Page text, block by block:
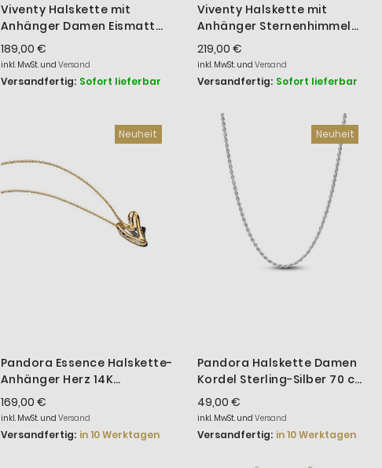
Viventy Halskette mit
Anhänger Damen Eismatt
Zirkonia Silber 787572
189,00 €
inkl. MwSt. und Versand
Versandfertig: Sofort lieferbar
Viventy Halskette mit
Anhänger Sternenhimmel
Silber Vergoldet 787588
219,00 €
inkl. MwSt. und Versand
Versandfertig: Sofort lieferbar
Neuheit
Pandora Essence Halskette-
Anhänger Herz 14K
Vergoldet 60 cm 364669C01
169,00 €
inkl. MwSt. und Versand
Versandfertig: in 10 Werktagen
Neuheit
Pandora Halskette Damen
Kordel Sterling-Silber 70 cm
394687C00
49,00 €
inkl. MwSt. und Versand
Versandfertig: in 10 Werktagen